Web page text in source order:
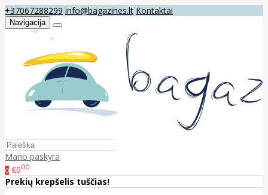
+37067288299 info@bagazines.lt Kontaktai
Navigacija
Mano paskyra
0 €000
Prekių krepšelis tuščias!